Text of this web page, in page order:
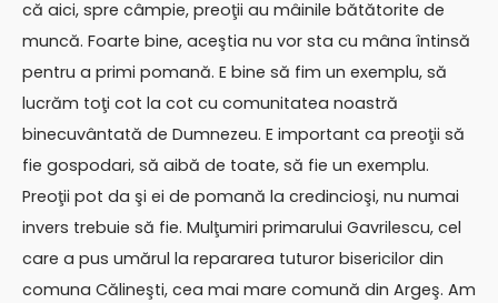
că aici, spre câmpie, preoţii au mâinile bătătorite de
muncă. Foarte bine, aceştia nu vor sta cu mâna întinsă
pentru a primi pomană. E bine să fim un exemplu, să
lucrăm toţi cot la cot cu comunitatea noastră
binecuvântată de Dumnezeu. E important ca preoţii să
fie gospodari, să aibă de toate, să fie un exemplu.
Preoţii pot da şi ei de pomană la credincioşi, nu numai
invers trebuie să fie. Mulţumiri primarului Gavrilescu, cel
care a pus umărul la repararea tuturor bisericilor din
comuna Călineşti, cea mai mare comună din Argeş. Am